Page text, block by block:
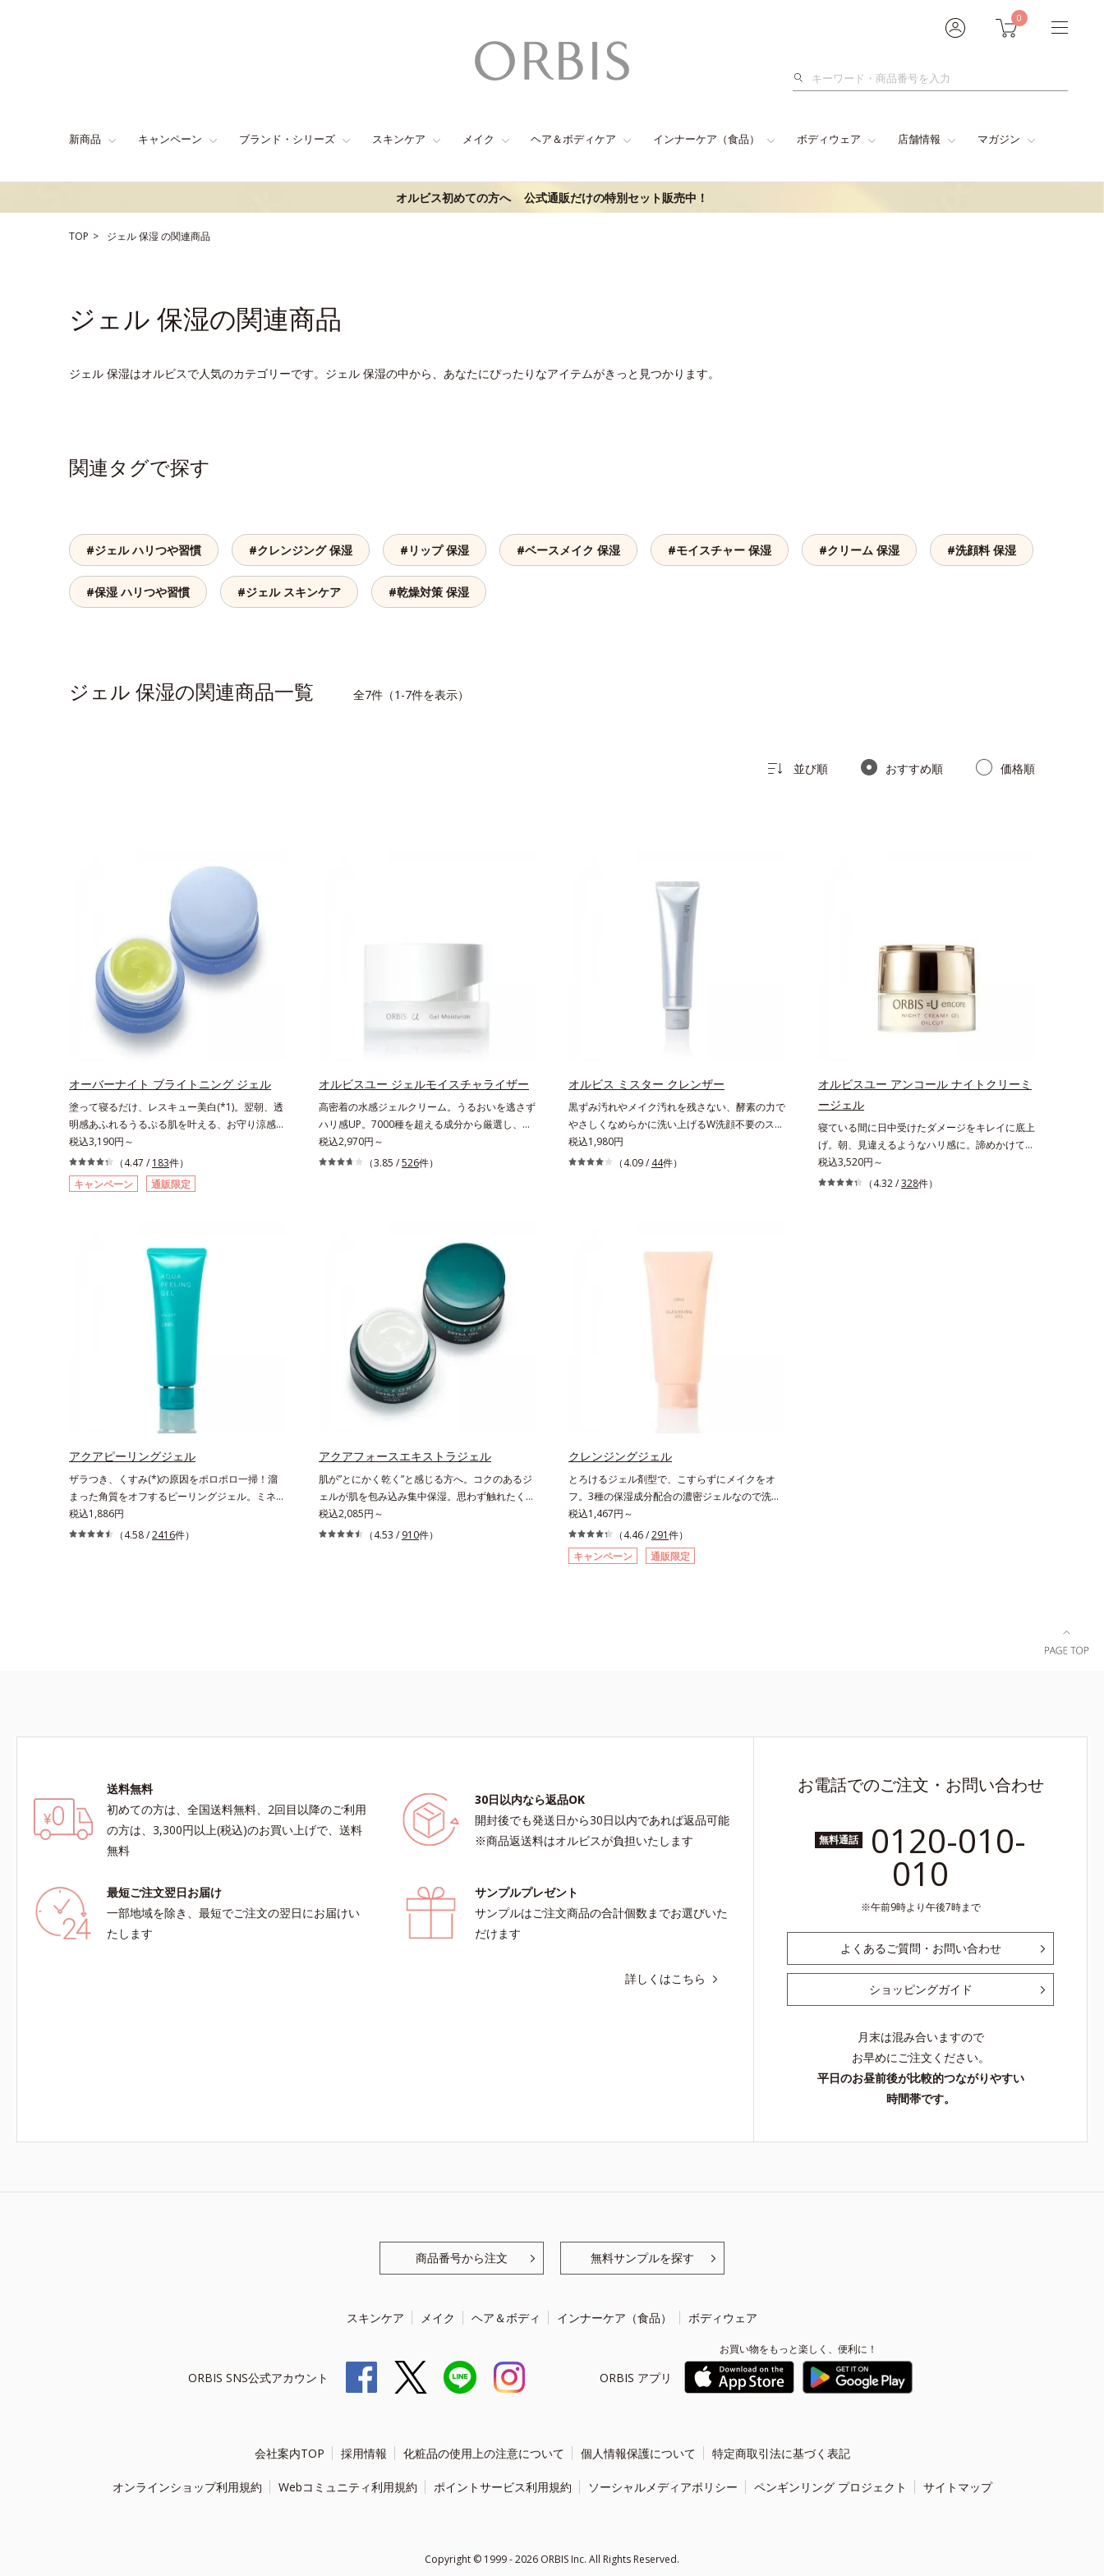
0
検
新商品 キャンペーン ブランド・シリーズ スキンケア メイク ヘア＆ボディケア インナーケア（食品） ボディウェア 店舗情報 マガジン
オルビス初めての方へ 公式通販だけの特別セット販売中！
TOP ジェル保湿の関連商品
ジェル 保湿の関連商品
ジェル 保湿はオルビスで人気のカテゴリーです。ジェル 保湿の中から、あなたにぴったりなアイテムがきっと見つかります。
関連タグで探す
#ジェル ハリつや習慣 #クレンジング 保湿 #リップ 保湿 #ベースメイク 保湿 #モイスチャー 保湿 #クリーム 保湿 #洗顔料 保湿
#保湿 ハリつや習慣 #ジェル スキンケア #乾燥対策 保湿
ジェル 保湿の関連商品一覧 全7件（1-7件を表示）
並び順 おすすめ順 価格順
オーバーナイト ブライトニング ジェル
塗って寝るだけ、レスキュー美白(*1)。翌朝、透
明感あふれるうるぷる肌を叶える、お守り涼感ジ
ェルパック。紫外線を浴びた日の夜は、ひんやり
気持ちいいジェルでお肌をレスキュー！ メラニ
ンの産生指令が活発になる夜の肌環境に着目し
て、塗って眠るだけの簡単ケアで“潤白(*2)ツヤ
タッと密着。水ハリ膜が肌のうるおいをキープし
ながら、やわらかさをアップ。美白(*1)と保湿の
両方にアプローチする「トラネキサム酸-
SG(*3)」、肌荒れや日焼けによる肌のほてりを予
防する「グリチルリチン酸ジカリウム(*4)」な
ど、たっぷりの保湿成分が浸透しやすい肌環境を
叶えます。はじめはピタッと密着するテクスチャ
ーは、肌になじむごとにもっちり質感に、最後は
なめらかな水膜へと3変化。普段の保湿液をこの
ジェルにおきかえて塗って眠るだけで、うるおい
とリカバリーします。*1 メラニンの生成を抑
え、シミ・ソバカスを防ぐ*2 美白（メラニンの
と*3 明るく澄んだ肌を目指す保湿成分と、メラ
ニンの生成を抑え、シミ・ソバカスを防ぐ美白有
効成分を組み合わせた複合成分*4 グリチルリチ
ン酸2K各商品の詳しい情報は商品ページをご覧
税込3,190円～
（4.47 / 183件）
キャンペーン
通販限定
オルビスユー ジェルモイスチャライザー
高密着の水感ジェルクリーム。うるおいを逃さず
ハリ感UP。7000種を超える成分から厳選し、
「うるおいの質(*1)」に着目した初期エイジング
ケア(*2)シリーズオルビスユーは肌本来のうるお
肌荒れ防止有効成分として、「DF-パンテノール
(*3)」を国内唯一(*4)、高濃度で配合。角層のバ
リア機能にアプローチして肌荒れを防ぎ、肌不調
にゆらがない肌を叶えます。そして、独自研究に
基づいたアプローチ成分「MCアクティベーター
(*5)」。肌のうるおいを引き出し・高めて、ハリ
感あふれる肌へと導きます。うるおいに満ちたゆ
らがない肌をご体感いただくために設計された3
ステップで、いつも力強く美しくあり続けるあな
たを応援します。*1 肌にうるおいが満ち、維
持されている状態*2 年齢に応じたお手入れの
Mintel社データベース及び先行技術調査による当
おいを与え、うるおいに満ちたハリツヤ肌へ導く
保湿成分
税込2,970円～
（3.85 /526件）
オルビス ミスター クレンザー
黒ずみ汚れやメイク汚れを残さない、酵素の力で
やさしくなめらかに洗い上げるW洗顔不要のスペ
シャルクレンザー。過剰な皮脂とその皮脂汚れが
詰まって発生する黒ずみ汚れに着目。古い角層を
潔透明肌へと導きます。毛穴の汚れをしっかり洗
い流す期待感が高まる黒と、優しく肌に吸い付く
ようなとろけ感のジェル状テクスチャー。毛穴の
黒ずみもメイクもしっかり洗い流し、洗いあがり
アスコルビルリン酸２Na、プランクトンエキ
料と置き換えてご使用いただけます。※週2～3
たしますが、クレンジング料としてお使いいただ
く場合や、お肌の状態に合わせて毎日お使いいた
だいても問題ありません。【ご使用方法】①適量
(さくらんぼ 1粒程度)をとり、乾いた肌の上で優
しくらせんを描くように、よくなじませます。②
税込1,980円
（4.09 / 44件）
オルビスユー アンコール ナイトクリーミ
ージェル
寝ている間に日中受けたダメージをキレイに底上
げ。朝、見違えるようなハリ感に。諦めかけてい
たハリ不足、うるおい低下に先端科学ケア(*1)で
アプローチするエイジングケア(*2)シリーズ。弾
税込3,520円～
（4.32 /328件）
アクアピーリングジェル
ザラつき、くすみ(*)の原因をポロポロ一掃！溜
まった角質をオフするピーリングジェル。ミネラ
ル豊富な水80％とアンズ果汁で保湿効果も。化
粧のりの悪さやくすみなどを、一気にケアできる
す。ピーリング後の肌は、しっとりツルツルの触
お肌の状態に合わせて週1～2回の美肌ケア。な
めらかで透明感あふれる素肌へ導きます。* 乾燥
や角質肥厚、キメの乱れによるくすみ
税込1,886円
（4.58 /2416件）
アクアフォースエキストラジェル
肌が”とにかく乾く”と感じる方へ。コクのあるジ
ェルが肌を包み込み集中保湿。思わず触れたくな
るような弾力のあるもち肌へ。毎日当たり前のよ
うに繰り返しているスキンケア。「バッチリうる
税込2,085円～
（4.53 / 910件）
クレンジングジェル
とろけるジェル剤型で、こすらずにメイクをオ
フ。3種の保湿成分配合の濃密ジェルなので洗い
あがりは、もち肌ぷるん！。メルティクリアベー
ス採用のぷるぷる濃密ジェルは、メイクとなじみ
始めると、とろけるように液状に変化。しっかり
メイクも、みるみる浮き上がらせて落とします。
税込1,467円～
（4.46 /291件）
キャンペーン
通販限定
送料無料
初めての方は、全国送料無料、2回目以降のご利用
の方は、3,300円以上(税込)のお買い上げで、送料
無料
30日以内なら返品OK
開封後でも発送日から30日以内であれば返品可能
※商品返送料はオルビスが負担いたします
最短ご注文翌日お届け
一部地域を除き、最短でご注文の翌日にお届けい
たします
サンプルプレゼント
サンプルはご注文商品の合計個数までお選びいた
だけます
詳しくはこちら
お電話でのご注文・お問い合わせ
無料通話 0120-010-
010
午前9時より午後7時まで
よくあるご質問・お問い合わせ
ショッピングガイド
月末は混み合いますので
お早めにご注文ください。
平日のお昼前後が比較的つながりやすい
時間帯です。
商品番号から注文 無料サンプルを探す
スキンケア メイク ヘア＆ボディ インナーケア（食品） ボディウェア
ORBIS SNS公式アカウント ORBIS アプリ
お買い物をもっと楽しく、便利に！
会社案内TOP 採用情報 化粧品の使用上の注意について 個人情報保護について 特定商取引法に基づく表記
オンラインショップ利用規約 Webコミュニティ利用規約 ポイントサービス利用規約 ソーシャルメディアポリシー ペンギンリング プロジェクト サイトマップ
Copyright © 1999 - 2026 ORBIS Inc. All Rights Reserved.